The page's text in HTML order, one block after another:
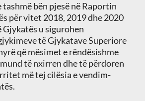
bën pjesë në Raportin
për vitet 2018, 2019 dhe 2020
Gjykatës u sigurohen
të Gjykatave Superiore
që mësimet e rëndësishme
të nxirren dhe të përdoren
më tej cilësia e vendim-